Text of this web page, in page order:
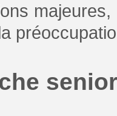
senior